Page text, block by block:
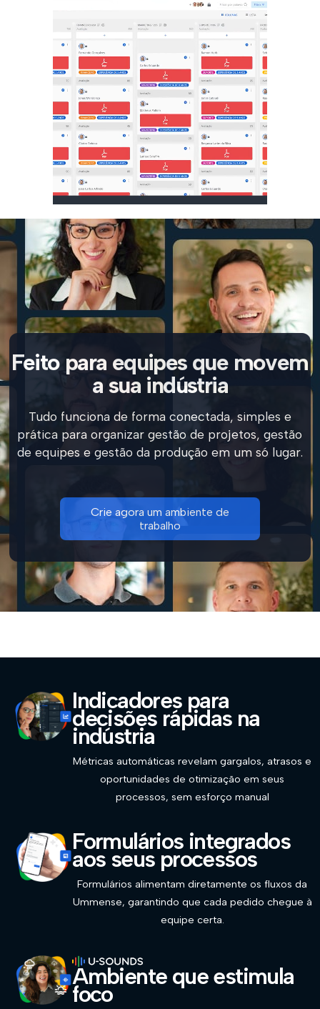
Feito para equipes que movem
a sua indústria
Tudo funciona de forma conectada, simples e
prática para organizar gestão de projetos, gestão
de equipes e gestão da produção em um só lugar.
Crie agora um ambiente de
trabalho
Indicadores para
decisões rápidas na
indústria
Métricas automáticas revelam gargalos, atrasos e
oportunidades de otimização em seus
processos, sem esforço manual
Formulários integrados
aos seus processos
Formulários alimentam diretamente os fluxos da
Ummense, garantindo que cada pedido chegue à
equipe certa.
Ambiente que estimula
foco